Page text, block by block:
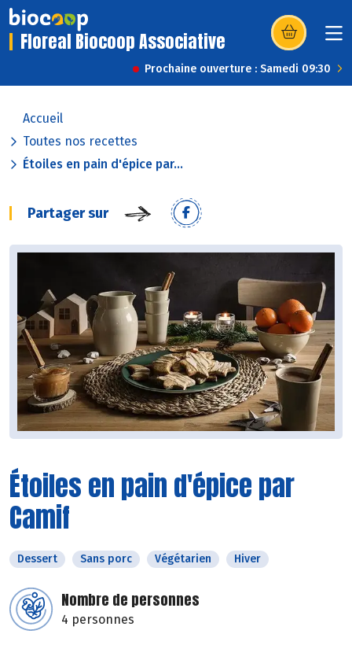
Floreal Biocoop Associative (s’ouvre dans
Prochaine ouverture : Samedi 09:30
Accueil
Toutes nos recettes
Étoiles en pain d'épice par...
Partager sur
Étoiles en pain d'épice par
Camif
Dessert Sans porc Végétarien Hiver
Nombre de personnes
4 personnes